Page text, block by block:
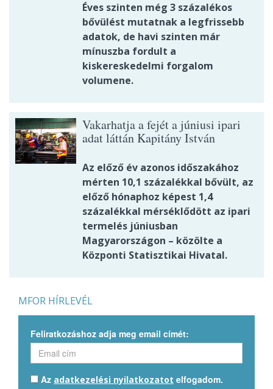
Éves szinten még 3 százalékos
bővülést mutatnak a legfrissebb
adatok, de havi szinten már
mínuszba fordult a
kiskereskedelmi forgalom
volumene.
Vakarhatja a fejét a júniusi ipari
adat láttán Kapitány István
Az előző év azonos időszakához
mérten 10,1 százalékkal bővült, az
előző hónaphoz képest 1,4
százalékkal mérséklődött az ipari
termelés júniusban
Magyarországon – közölte a
Központi Statisztikai Hivatal.
MFOR HÍRLEVÉL
Feliratkozáshoz adja meg email címét:
Az adatkezelési nyilatkozatot elfogadom.